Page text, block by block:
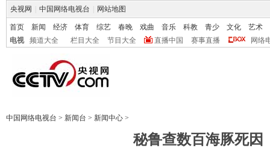
央视网 中国网络电视台 网站地图
首页 新闻 经济 体育 综艺 春晚 戏曲 音乐 科教 青少 文化
艺术
电视
频道大全 栏目大全 节目大全 直播中国 赛事直播 网络
中国网络电视台 > 新闻台 > 新闻中心 >
秘鲁查数百海豚死因